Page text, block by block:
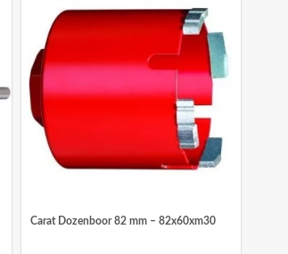
Carat Dozenboor 82 mm – 82x60xm30